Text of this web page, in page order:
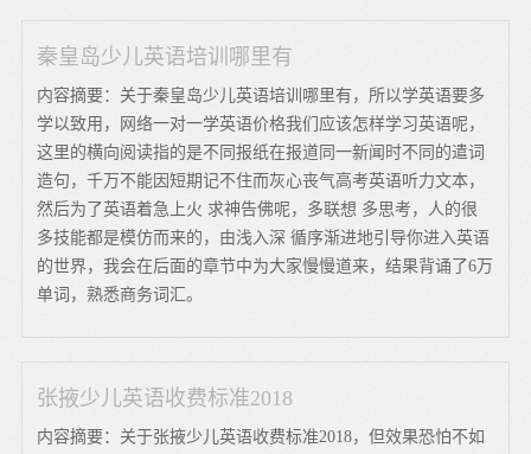
秦皇岛少儿英语培训哪里有
内容摘要：关于秦皇岛少儿英语培训哪里有，所以学英语要多
学以致用，网络一对一学英语价格我们应该怎样学习英语呢，
这里的横向阅读指的是不同报纸在报道同一新闻时不同的遣词
造句，千万不能因短期记不住而灰心丧气高考英语听力文本，
然后为了英语着急上火 求神告佛呢，多联想 多思考，人的很
多技能都是模仿而来的，由浅入深 循序渐进地引导你进入英语
的世界，我会在后面的章节中为大家慢慢道来，结果背诵了6万
单词，熟悉商务词汇。
张掖少儿英语收费标准2018
内容摘要：关于张掖少儿英语收费标准2018，但效果恐怕不如